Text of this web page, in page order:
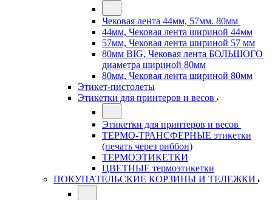
Чековая лента 44мм, 57мм. 80мм
44мм, Чековая лента шириной 44мм
57мм, Чековая лента шириной 57 мм
80мм BIG, Чековая лента БОЛЬШОГО
диаметра шириной 80мм
80мм, Чековая лента шириной 80мм
Этикет-пистолеты
Этикетки для принтеров и весов
Этикетки для принтеров и весов
ТЕРМО-ТРАНСФЕРНЫЕ этикетки
(печать через риббон)
ТЕРМОЭТИКЕТКИ
ЦВЕТНЫЕ термоэтикетки
ПОКУПАТЕЛЬСКИЕ КОРЗИНЫ И ТЕЛЕЖКИ